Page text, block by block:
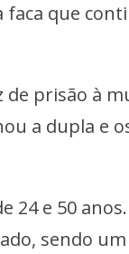
faca que
de prisão à
a dupla e
e 50
sendo